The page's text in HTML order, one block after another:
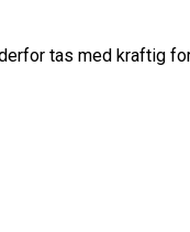
tas med kraftig